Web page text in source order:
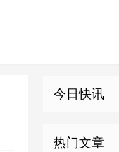
今日快讯
热门文章